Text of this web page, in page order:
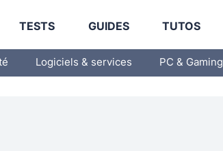
TESTS GUIDES TUTOS
Logiciels & services PC & Gaming